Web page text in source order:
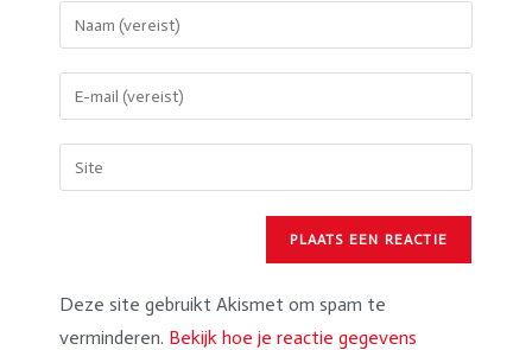
Deze site gebruikt Akismet om spam te
verminderen. Bekijk hoe je reactie gegevens